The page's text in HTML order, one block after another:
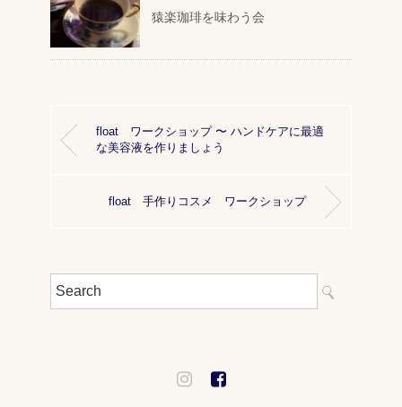
猿楽珈琲を味わう会
float ワークショップ 〜 ハンドケアに最適
な美容液を作りましょう
float 手作りコスメ ワークショップ